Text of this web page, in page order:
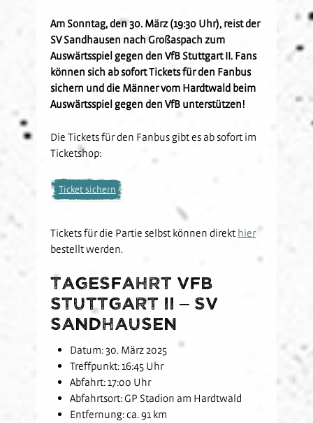
Fanclubs
Gästefans
Jetzt Mitglied werden
Nachhaltigkeit
Vorfall melden
Hast Du Nala gesehen?
Vorstand
Kids-Club
Hardtwald-Helden
Stadion am Hardtwald
Partner
Hospitality
Partner-Events
U17
U16
U15
U14
U12
Schulkooperationen
Förderverein
Sandhäuser Kids
Am Sonntag, den 30. März (19:30 Uhr), reist der
SV Sandhausen nach Großaspach zum
Auswärtsspiel gegen den VfB Stuttgart II. Fans
können sich ab sofort Tickets für den Fanbus
sichern und die Männer vom Hardtwald beim
Auswärtsspiel gegen den VfB unterstützen!
Die Tickets für den Fanbus gibt es ab sofort im
Ticketshop:
Ticket sichern
Tickets für die Partie selbst können direkt hier
bestellt werden.
Tagesfahrt VfB
Stuttgart II – SV
Sandhausen
Datum: 30. März 2025
Treffpunkt: 16:45 Uhr
Abfahrt: 17:00 Uhr
Abfahrtsort: GP Stadion am Hardtwald
Entfernung: ca. 91 km